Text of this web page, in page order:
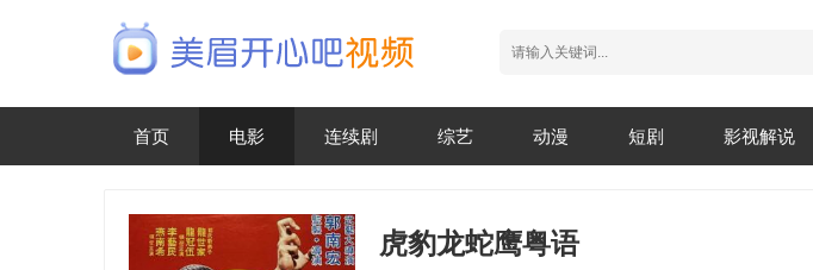
首页 电影 连续剧 综艺 动漫 短剧 影视解说
虎豹龙蛇鹰粤语